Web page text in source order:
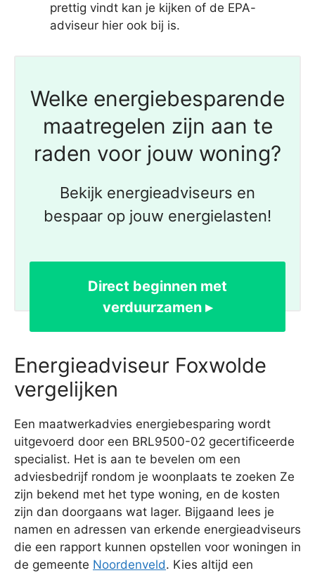
prettig vindt kan je kijken of de EPA-
adviseur hier ook bij is.
Welke energiebesparende
maatregelen zijn aan te
raden voor jouw woning?
Bekijk energieadviseurs en
bespaar op jouw energielasten!
Direct beginnen met
verduurzamen ▸
Energieadviseur Foxwolde
vergelijken
Een maatwerkadvies energiebesparing wordt
uitgevoerd door een BRL9500-02 gecertificeerde
specialist. Het is aan te bevelen om een
adviesbedrijf rondom je woonplaats te zoeken Ze
zijn bekend met het type woning, en de kosten
zijn dan doorgaans wat lager. Bijgaand lees je
namen en adressen van erkende energieadviseurs
die een rapport kunnen opstellen voor woningen in
de gemeente Noordenveld. Kies altijd een